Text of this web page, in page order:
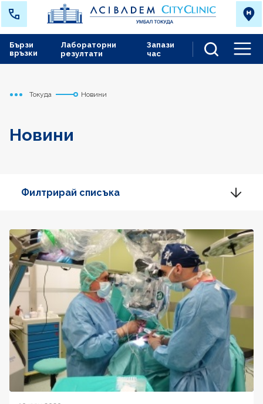
Лабораторни
резултати
Запази
час
Бързи
връзки
Начало
Токуда Новини
Новини
Филтрирай списъка